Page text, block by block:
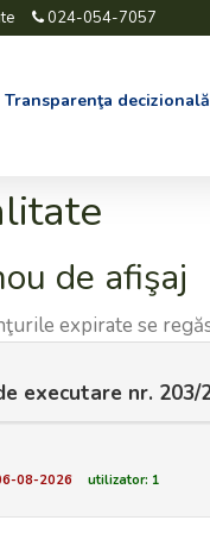
024-054-7057
Transparenţa decizională
de afişaj